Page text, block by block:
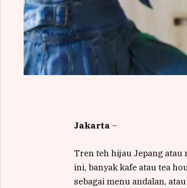
Jakarta –
Tren teh hijau Jepang atau
ini, banyak kafe atau tea
sebagai menu andalan,